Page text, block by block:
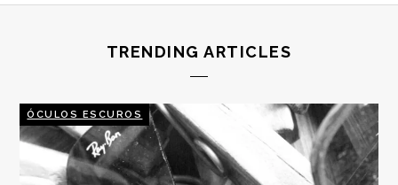
TRENDING ARTICLES
ÓCULOS ESCUROS